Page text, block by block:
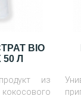
BIO
50 Л
из